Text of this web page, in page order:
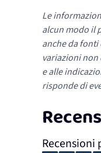
Le
alcun modo il
anche da
variazioni
e alle
risponde di